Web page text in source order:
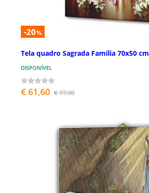
-20%
Tela quadro Sagrada Família 70x50 cm
DISPONÍVEL
€ 61,60 € 77,00